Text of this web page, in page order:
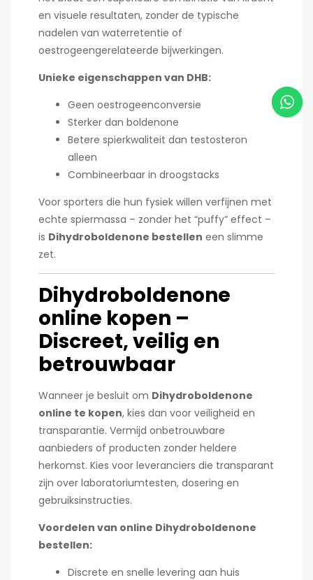
en visuele resultaten, zonder de typische
nadelen van waterretentie of
oestrogeengerelateerde bijwerkingen.
Unieke eigenschappen van DHB:
Geen oestrogeenconversie
Sterker dan boldenone
Betere spierkwaliteit dan testosteron
alleen
Combineerbaar in droogstacks
Voor sporters die hun fysiek willen verfijnen met
echte spiermassa – zonder het “puffy” effect –
is Dihydroboldenone bestellen een slimme
zet.
Dihydroboldenone
online kopen –
Discreet, veilig en
betrouwbaar
Wanneer je besluit om Dihydroboldenone
online te kopen, kies dan voor veiligheid en
transparantie. Vermijd onbetrouwbare
aanbieders of producten zonder heldere
herkomst. Kies voor leveranciers die transparant
zijn over laboratoriumtesten, dosering en
gebruiksinstructies.
Voordelen van online Dihydroboldenone
bestellen:
Discrete en snelle levering aan huis